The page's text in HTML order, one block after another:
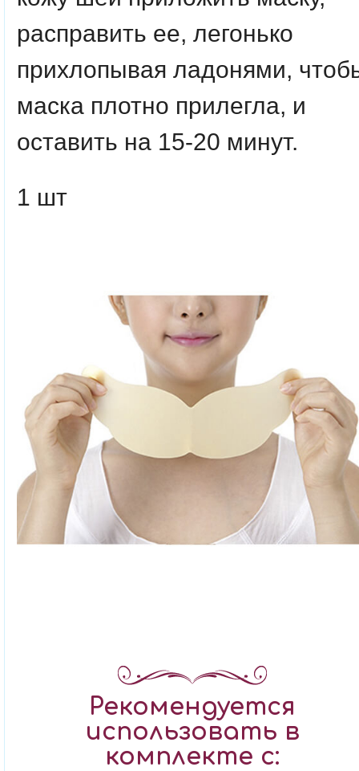
расправить ее, легонько
прихлопывая ладонями,
маска плотно прилегла, и
оставить на 15-20 минут.
1 шт
Рекомендуется
использовать в
комплекте с: